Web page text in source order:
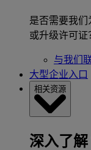
是否需要我
或升级许可证
与我们
大型企业入口
相关资源
深入了